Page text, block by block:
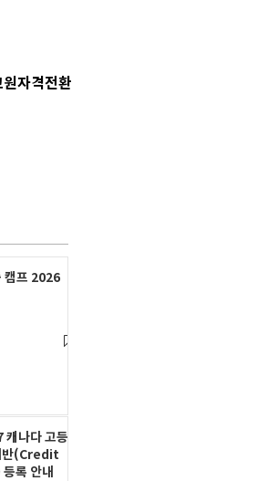
캠프 2026
나다 고등
반(Credit
록 안내
자격전환